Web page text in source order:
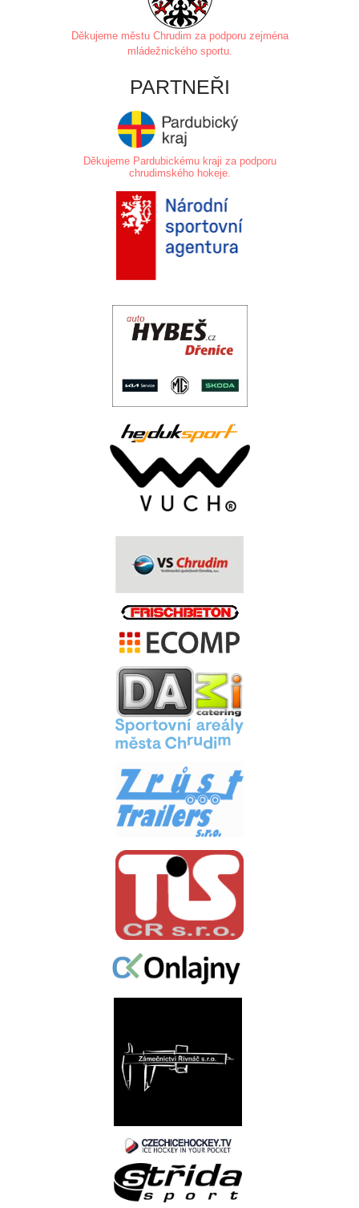
Děkujeme městu Chrudim za podporu zejména
mládežnického sportu.
PARTNEŘI
Děkujeme Pardubickému kraji za podporu
chrudimského hokeje.